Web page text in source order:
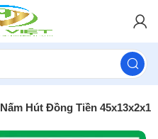
Nấm Hút Đồng Tiền 45x13x2x1